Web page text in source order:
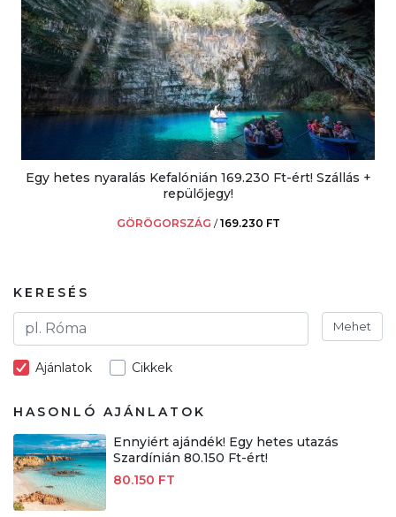
Egy hetes nyaralás Kefalónián 169.230 Ft-ért! Szállás +
repülőjegy!
GÖRÖGORSZÁG /169.230 FT
KERESÉS
Mehet
Ajánlatok Cikkek
HASONLÓ AJÁNLATOK
Ennyiért ajándék! Egy hetes utazás
Szardínián 80.150 Ft-ért!
80.150 FT